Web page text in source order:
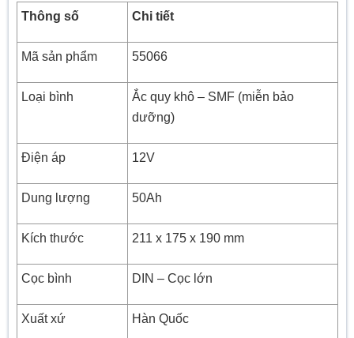
Thông số Chi tiết
Mã sản phẩm 55066
Loại bình
Ắc quy khô – SMF (miễn bảo
dưỡng)
Điện áp 12V
Dung lượng 50Ah
Kích thước 211 x 175 x 190 mm
Cọc bình DIN – Cọc lớn
Xuất xứ Hàn Quốc